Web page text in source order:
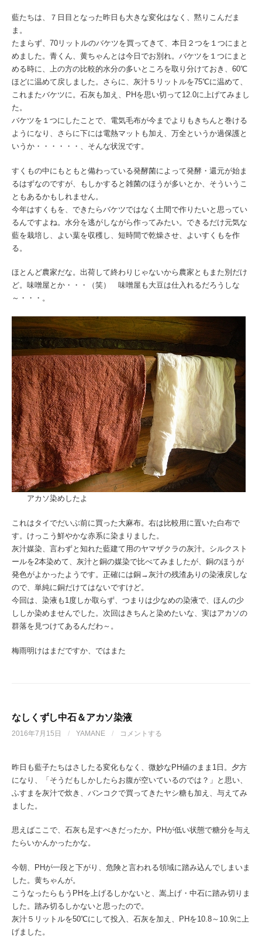
藍たちは、７日目となった昨日も大きな変化はなく、黙りこんだま
ま。
たまらず、70リットルのバケツを買ってきて、本日２つを１つにまと
めました。青くん、黄ちゃんとは今日でお別れ。バケツを１つにまと
める時に、上の方の比較的水分の多いところを取り分けておき、60℃
ほどに温めて戻しました。さらに、灰汁５リットルを75℃に温めて、
これまたバケツに。石灰も加え、PHを思い切って12.0に上げてみまし
た。
バケツを１つにしたことで、電気毛布が今までよりもきちんと巻ける
ようになり、さらに下には電熱マットも加え、万全というか過保護と
いうか・・・・・・、そんな状況です。
すくもの中にもともと備わっている発酵菌によって発酵・還元が始ま
るはずなのですが、もしかすると雑菌のほうが多いとか、そういうこ
ともあるかもしれません。
今年はすくもを、できたらバケツではなく土間で作りたいと思ってい
るんですよね。水分を逃がしながら作ってみたい。できるだけ元気な
藍を栽培し、よい葉を収穫し、短時間で乾燥させ、よいすくもを作
る。
ほとんど農家だな。出荷して終わりじゃないから農家ともまた別だけ
ど。味噌屋とか・・・（笑） 味噌屋も大豆は仕入れるだろうしな
～・・・。
アカソ染めしたよ
これはタイでだいぶ前に買った大麻布。右は比較用に置いた白布で
す。けっこう鮮やかな赤系に染まりました。
灰汁媒染、言わずと知れた藍建て用のヤマザクラの灰汁。シルクスト
ールを2本染めて、灰汁と銅の媒染で比べてみましたが、銅のほうが
発色がよかったようです。正確には銅→灰汁の残渣ありの染液戻しな
ので、単純に銅だけてはないですけど。
今回は、染液も1度しか取らず、つまりは少なめの染液で、ほんの少
ししか染めませんでした。次回はきちんと染めたいな、実はアカソの
群落を見つけてあるんだわ～。
梅雨明けはまだですか、ではまた
なしくずし中石＆アカソ染液
2016年7月15日 / YAMANE / コメントする
昨日も藍子たちはさしたる変化もなく、微妙なPH値のまま1日。夕方
になり、「そうだもしかしたらお腹が空いているのでは？」と思い、
ふすまを灰汁で炊き、バンコクで買ってきたヤシ糖も加え、与えてみ
ました。
思えばここで、石灰も足すべきだったか。PHが低い状態で糖分を与え
たらいかんかったかな。
今朝、PHが一段と下がり、危険と言われる領域に踏み込んでしまいま
した。黄ちゃんが。
こうなったらもうPHを上げるしかないと、嵩上げ・中石に踏み切りま
した。踏み切るしかないと思ったので。
灰汁５リットルを50℃にして投入、石灰を加え、PHを10.8～10.9に上
げました。